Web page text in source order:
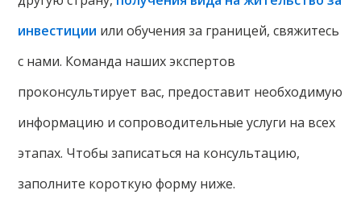
инвестиции или обучения за границей, свяжитесь
с нами. Команда наших экспертов
проконсультирует вас, предоставит необходимую
информацию и сопроводительные услуги на всех
этапах. Чтобы записаться на консультацию,
заполните короткую форму ниже.